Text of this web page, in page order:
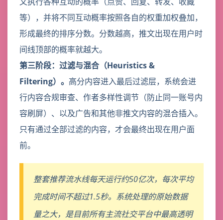
等），并将不同互动概率按照各自的权重加权叠加，
形成最终的排序分数。分数越高，推文出现在用户时
间线顶部的概率就越大。
第三阶段：过滤与混合（Heuristics &
Filtering）。 高分内容进入最后过滤层，系统会进
行内容合规审查、作者多样性调节（防止同一账号内
容刷屏）、以及广告和其他非推文内容的混合插入。
只有通过全部过滤的内容，才会最终出现在用户面
前。
整套推荐流水线每天运行约50亿次，每次平均
完成时间不超过1.5秒。系统处理的原始数据
量之大，是目前所有主流社交平台中最高透明